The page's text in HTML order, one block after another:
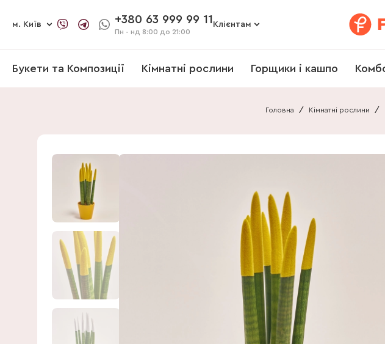
м. Київ +380 63 999 99 11
Пн - нд 8:00 до 21:00
Клієнтам
Букети та Композиції Кімнатні рослини Горщики і кашпо
Головна / Кімнатні рослини /